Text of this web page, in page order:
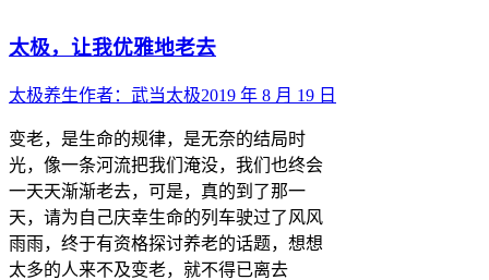
太极，让我优雅地老去
太极养生作者： 武当太极2019 年 8 月 19 日
变老，是生命的规律，是无奈的结局时
光，像一条河流把我们淹没，我们也终会
一天天渐渐老去，可是，真的到了那一
天，请为自己庆幸生命的列车驶过了风风
雨雨，终于有资格探讨养老的话题，想想
太多的人来不及变老，就不得已离去